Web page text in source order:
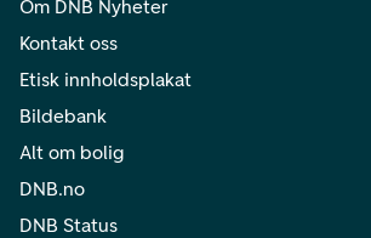
Om DNB Nyheter
Kontakt oss
Etisk innholdsplakat
Bildebank
Alt om bolig
DNB.no
DNB Status